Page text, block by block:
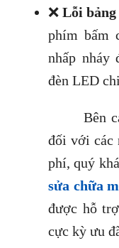
❌ Lỗi
phím bấm
nhấp nháy
đèn LED
Bên
đối với các
phí, quý
sửa chữa
được hỗ
cực kỳ ưu